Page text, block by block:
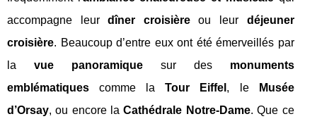
accompagne leurdîner croisièreou leur déjeuner
croisière. Beaucoup d’entre eux ont été émerveillés par
la vue panoramiquesur des monuments
emblématiques comme laTour Eiffel , le
Musée
d’Orsay, ou encore laCathédrale Notre-Dame. Que ce